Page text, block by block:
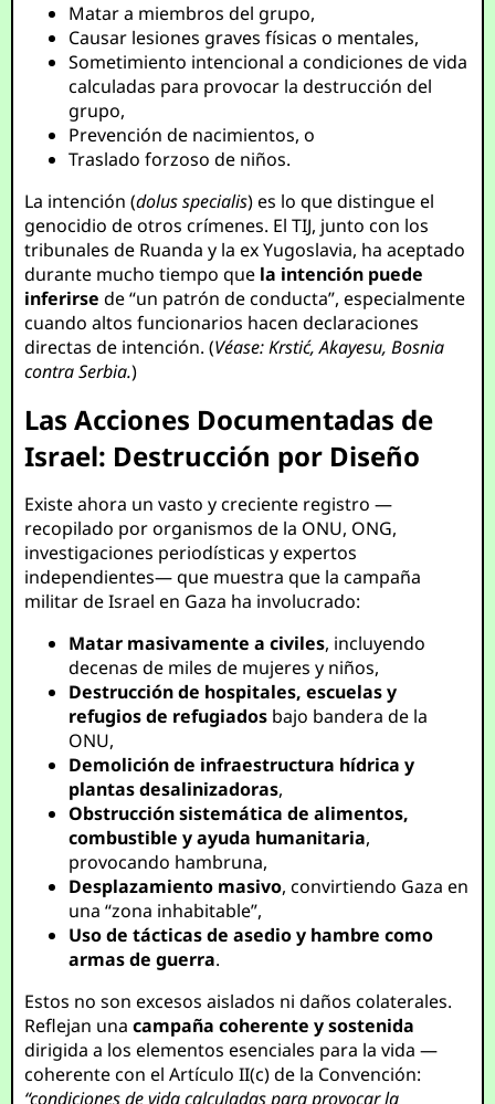
Matar a miembros del grupo,
Causar lesiones graves físicas o mentales,
Sometimiento intencional a condiciones de vida
calculadas para provocar la destrucción del
grupo,
Prevención de nacimientos, o
Traslado forzoso de niños.
La intención (dolus specialis) es lo que distingue el
genocidio de otros crímenes. El TIJ, junto con los
tribunales de Ruanda y la ex Yugoslavia, ha aceptado
durante mucho tiempo que la intención puede
inferirse de “un patrón de conducta”, especialmente
cuando altos funcionarios hacen declaraciones
directas de intención. (Véase: Krstić, Akayesu, Bosnia
contra Serbia.)
Las Acciones Documentadas de
Israel: Destrucción por Diseño
Existe ahora un vasto y creciente registro —
recopilado por organismos de la ONU, ONG,
investigaciones periodísticas y expertos
independientes— que muestra que la campaña
militar de Israel en Gaza ha involucrado:
Matar masivamente a civiles, incluyendo
decenas de miles de mujeres y niños,
Destrucción de hospitales, escuelas y
refugios de refugiados bajo bandera de la
ONU,
Demolición de infraestructura hídrica y
plantas desalinizadoras,
Obstrucción sistemática de alimentos,
combustible y ayuda humanitaria,
provocando hambruna,
Desplazamiento masivo, convirtiendo Gaza en
una “zona inhabitable”,
Uso de tácticas de asedio y hambre como
armas de guerra.
Estos no son excesos aislados ni daños colaterales.
Reflejan unacampaña coherente y sostenida
dirigida a los elementos esenciales para la vida —
coherente con el Artículo II(c) de la Convención:
“condiciones de vida calculadas para provocar la